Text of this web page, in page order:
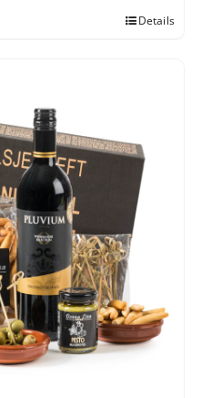
Details